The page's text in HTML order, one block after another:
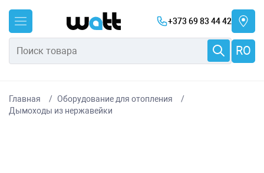
+373 69 83 44 42
RO
Главная
Оборудование для отопления
Дымоходы из нержавейки